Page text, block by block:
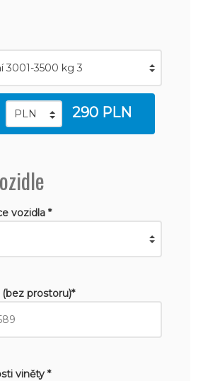
290 PLN
vozidla *
prostoru)*
viněty *